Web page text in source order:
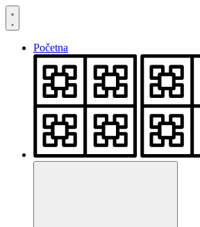
Skočite
na
Početna